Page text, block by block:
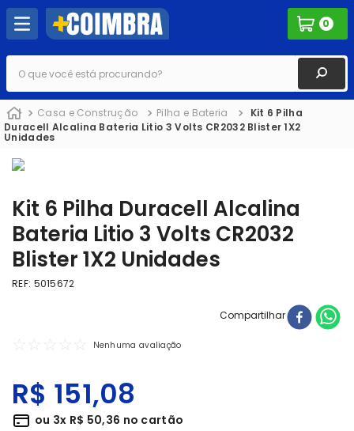
0
O que você está procurando?
Casa e Construção Pilha e Bateria
Kit 6 Pilha
Duracell Alcalina Bateria Litio 3 Volts CR2032 Blister 1X2
Unidades
Kit 6 Pilha Duracell Alcalina
Bateria Litio 3 Volts CR2032
Blister 1X2 Unidades
REF: 5015672
Compartilhar
☆ ☆ ☆ ☆ ☆ Nenhuma avaliação
R$ 151,08
ou 3x R$ 50,36 no cartão